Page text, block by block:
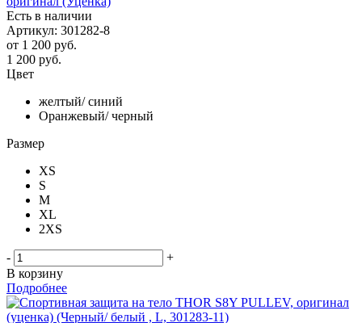
Есть в наличии
Артикул: 301282-8
от 1 200 руб.
1 200 руб.
Цвет
желтый/ синий
Оранжевый/ черный
Размер
XS
S
М
XL
2XS
-
+
В корзину
Подробнее